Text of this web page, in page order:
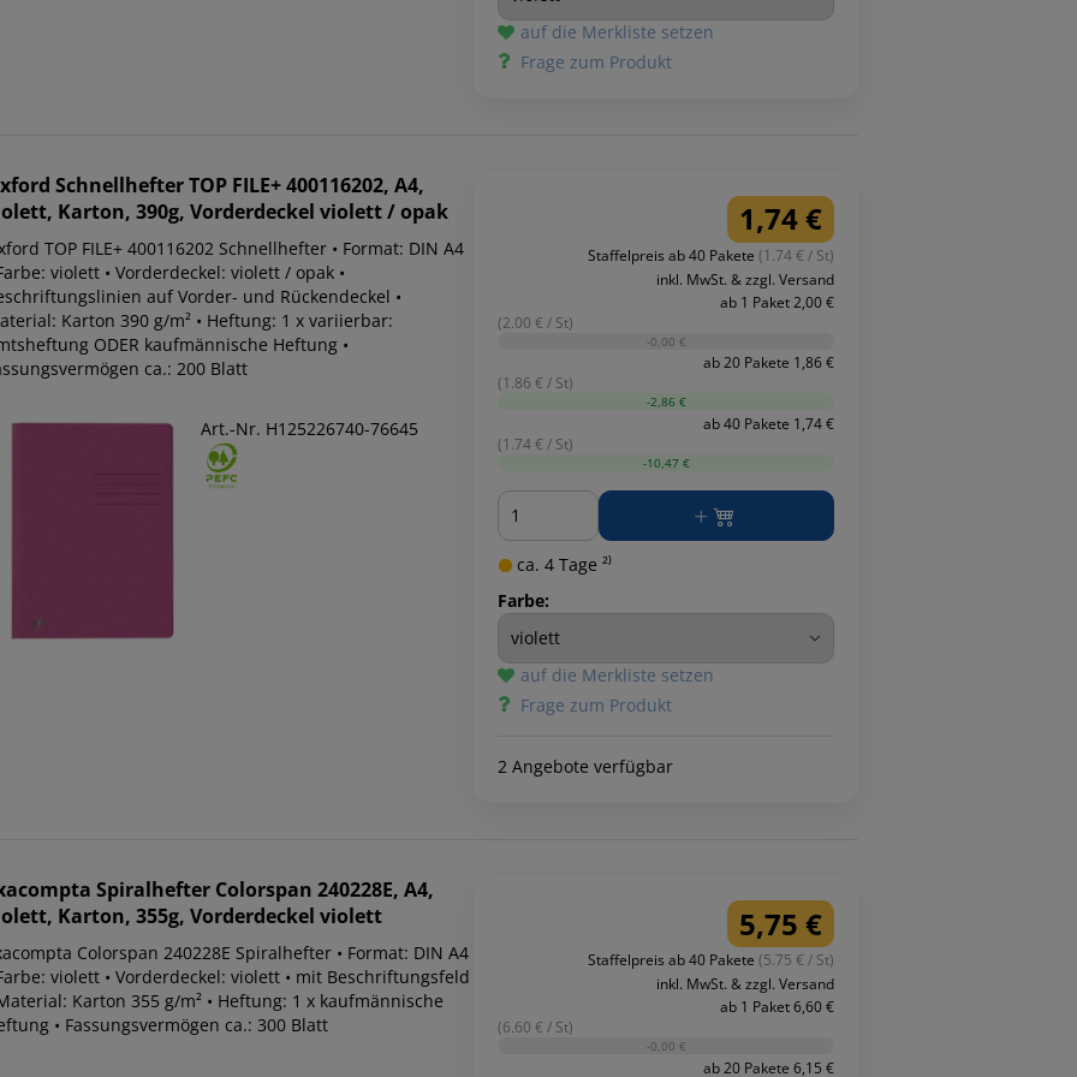
auf die Merkliste setzen
Frage zum Produkt
Schnellhefter TOP FILE+ 400116202, A4,
Karton, 390g, Vorderdeckel violett / opak
TOP FILE+ 400116202 Schnellhefter • Format: DIN A4
violett • Vorderdeckel: violett / opak •
auf Vorder- und Rückendeckel •
Karton 390 g/m² • Heftung: 1 x variierbar:
ODER kaufmännische Heftung •
ca.: 200 Blatt
Art.-Nr. H125226740-76645
1,74 €
Staffelpreis ab 40 Pakete (1.74 € / St)
inkl. MwSt. & zzgl. Versand
ab 1 Paket 2,00 €
(2.00 € / St)
-0,00 €
ab 20 Pakete 1,86 €
(1.86 € / St)
-2,86 €
ab 40 Pakete 1,74 €
(1.74 € / St)
-10,47 €
Menge
ca. 4 Tage ²⁾
Farbe:
auf die Merkliste setzen
Frage zum Produkt
2 Angebote verfügbar
Spiralhefter Colorspan 240228E, A4,
Karton, 355g, Vorderdeckel violett
Colorspan 240228E Spiralhefter • Format: DIN A4
violett • Vorderdeckel: violett • mit Beschriftungsfeld
Karton 355 g/m² • Heftung: 1 x kaufmännische
• Fassungsvermögen ca.: 300 Blatt
5,75 €
Staffelpreis ab 40 Pakete (5.75 € / St)
inkl. MwSt. & zzgl. Versand
ab 1 Paket 6,60 €
(6.60 € / St)
-0,00 €
ab 20 Pakete 6,15 €